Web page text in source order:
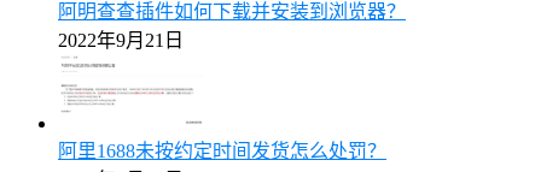
阿明查查插件如何下载并安装到浏览器？
2022年9月21日
阿里1688未按约定时间发货怎么处罚？